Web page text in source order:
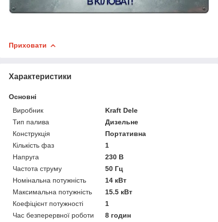
Приховати
Характеристики
Основні
Виробник
Kraft Dele
Тип палива
Дизельне
Конструкція
Портативна
Кількість фаз
1
Напруга
230 В
Частота струму
50 Гц
Номінальна потужність
14 кВт
Максимальна потужність
15.5 кВт
Коефіцієнт потужності
1
Час безперервної роботи
8 годин